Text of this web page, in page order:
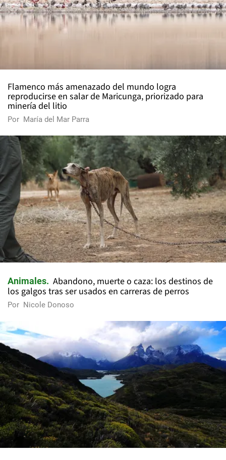
Flamenco más amenazado del mundo logra
reproducirse en salar de Maricunga, priorizado para
minería del litio
Por María del Mar Parra
Animales
Abandono, muerte o caza: los destinos de
los galgos tras ser usados en carreras de perros
Por Nicole Donoso